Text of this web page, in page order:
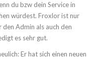
du bzw dein Service in
würdest. Froxlor ist nur
Admin als auch den
es sehr gut.
Er hat sich einen neuen